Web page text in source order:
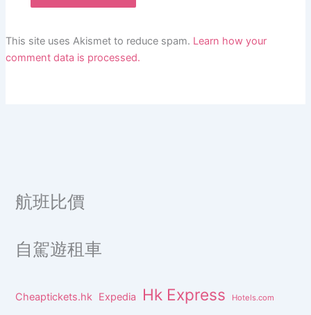
This site uses Akismet to reduce spam. Learn how your
comment data is processed.
航班比價
自駕遊租車
Cheaptickets.hk Expedia Hk Express Hotels.com